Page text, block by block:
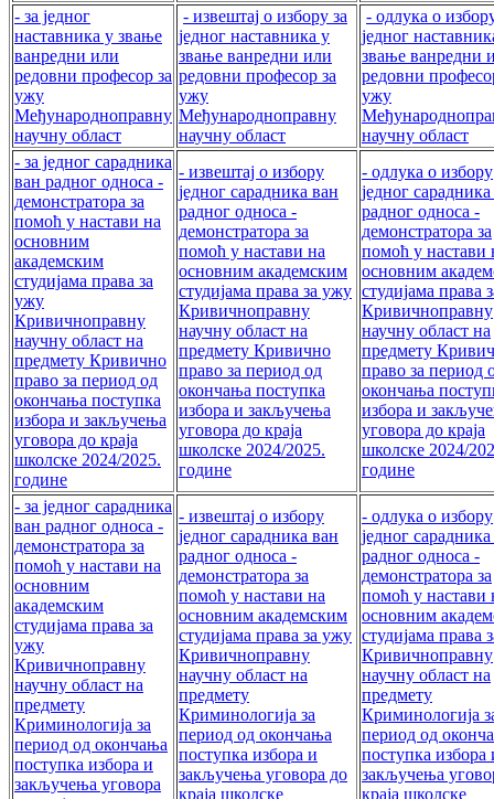
- за једног
наставника у звање
ванредни или
редовни професор за
ужу
Међународноправну
научну област
- извештај о избору за
једног наставника у
звање ванредни или
редовни професор за
ужу
Међународноправну
научну област
- одлука о
једног
звање ванредни
редовни
ужу
научну област
- за једног сарадника
ван рaдног односа -
демонстратора за
помоћ у настави на
основним
академским
студијама права за
ужу
Кривичноправну
научну област на
предмету Кривично
право за период од
окончања поступка
избора и закључења
уговора до краја
школске 2024/2025.
године
- извештај о избору
једног сарадника ван
рaдног односа -
демонстратора за
помоћ у настави на
основним академским
студијама права за ужу
Кривичноправну
научну област на
предмету Кривично
право за период од
окончања поступка
избора и закључења
уговора до краја
школске 2024/2025.
године
- одлука о избору
једног
рaдног односа -
демонстратора за
помоћ у настави
основним
студијама права
Кривичноправну
научну област на
предмету
право за период
окончања
избора и
уговора до краја
школске 2024/
године
- за једног сарадника
ван рaдног односа -
демонстратора за
помоћ у настави на
основним
академским
студијама права за
ужу
Кривичноправну
научну област на
предмету
Криминологија за
период од окончања
поступка избора и
закључења уговора
- извештај о избору
једног сарадника ван
рaдног односа -
демонстратора за
помоћ у настави на
основним академским
студијама права за ужу
Кривичноправну
научну област на
предмету
Криминологија за
период од окончања
поступка избора и
закључења уговора до
краја школске
- одлука о избору
једног
рaдног односа -
демонстратора за
помоћ у настави
основним
студијама права
Кривичноправну
научну област на
предмету
Криминологија
период од
поступка избора
закључења
краја школске